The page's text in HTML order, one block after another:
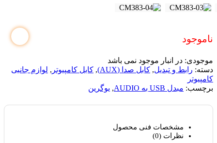
ناموجود
موجودی: در انبار موجود نمی باشد
دسته: رابط و تبدیل, کابل صدا (AUX) , کابل کامپیوتر , لوازم جانبی
کامپیوتر
برچسب: مبدل USB به AUDIO , یوگرین
مشخصات فنی محصول
نظرات (0)